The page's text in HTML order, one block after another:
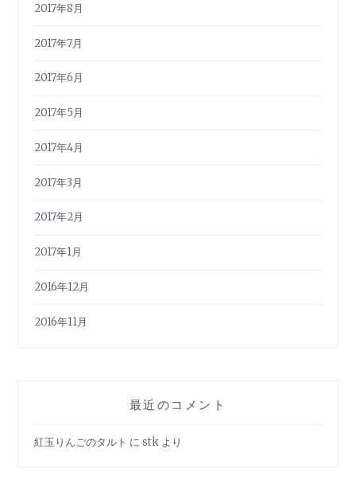
2017年8月
2017年7月
2017年6月
2017年5月
2017年4月
2017年3月
2017年2月
2017年1月
2016年12月
2016年11月
最近のコメント
紅玉りんごのタルト にstk より